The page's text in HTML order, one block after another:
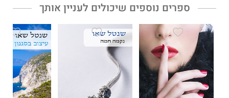
ספרים נוספים שיכולים לעניין אותך